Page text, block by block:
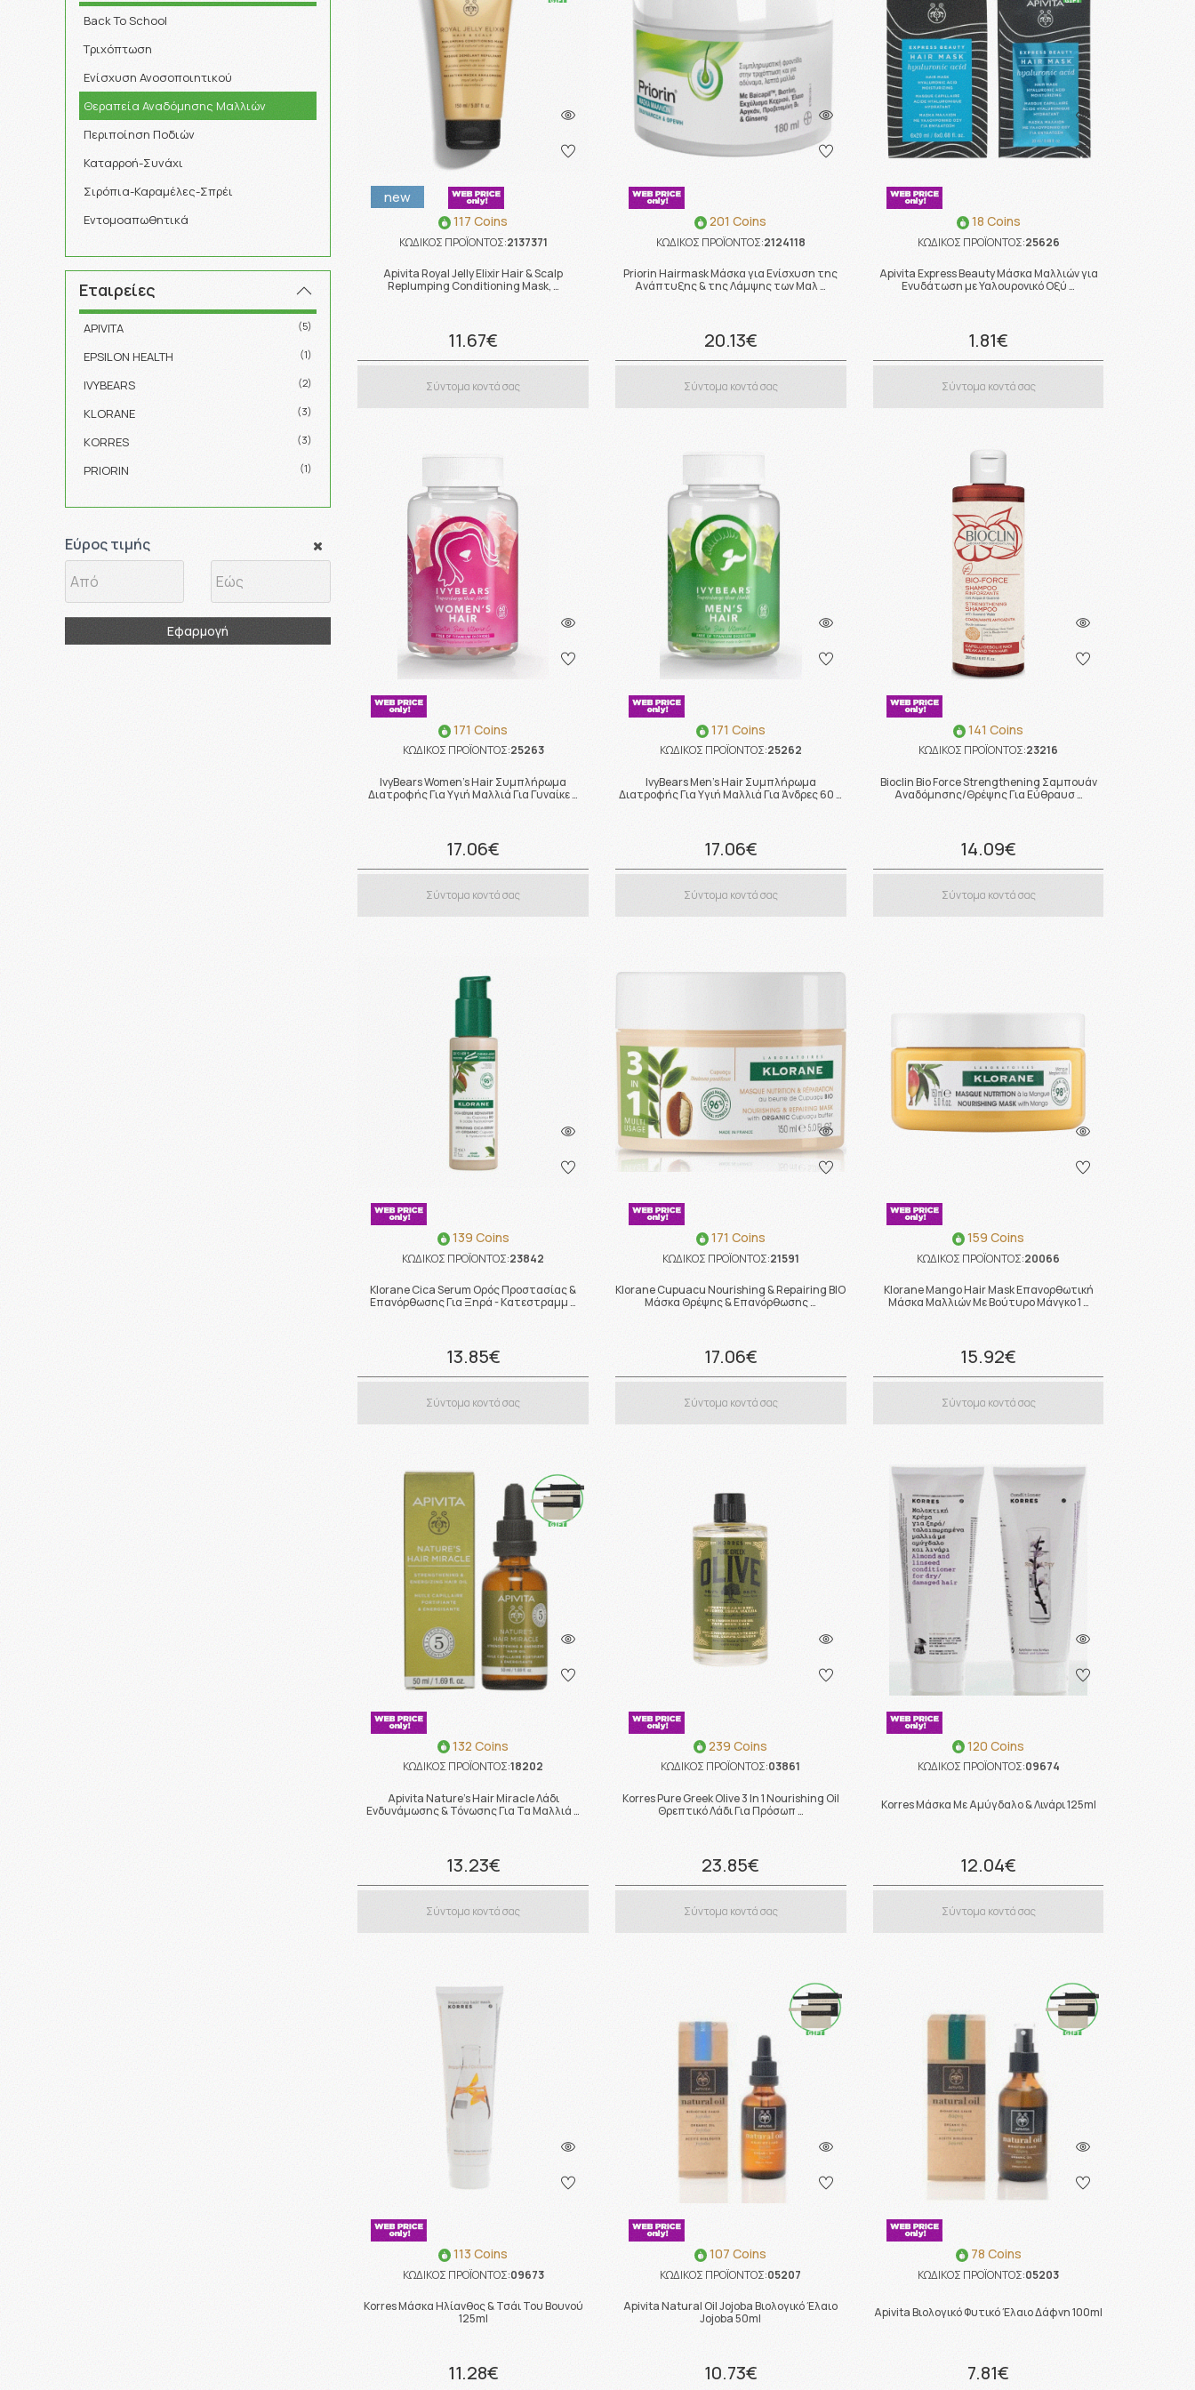
Back To School
Τριχόπτωση
Ενίσχυση Ανοσοποιητικού
Θεραπεία Αναδόμησης Μαλλιών
Περιποίηση Ποδιών
Καταρροή-Συνάχι
Σιρόπια-Καραμέλες-Σπρέι
Εντομοαπωθητικά
Εταιρείες
APIVITA (5)
EPSILON HEALTH (1)
IVYBEARS (2)
KLORANE (3)
KORRES (3)
PRIORIN (1)
Εύρος τιμής
Εφαρμογή
new
117 Coins
ΚΩΔΙΚΟΣ ΠΡΟΪΟΝΤΟΣ:2137371
Apivita Royal Jelly Elixir Hair & Scalp
Replumping Conditioning Mask, …
11.67€
Σύντομα κοντά σας
201 Coins
ΚΩΔΙΚΟΣ ΠΡΟΪΟΝΤΟΣ:2124118
Priorin Hairmask Μάσκα για Ενίσχυση της
Ανάπτυξης & της Λάμψης των Μαλ …
20.13€
Σύντομα κοντά σας
18 Coins
ΚΩΔΙΚΟΣ ΠΡΟΪΟΝΤΟΣ:25626
Apivita Express Beauty Μάσκα Μαλλιών για
Ενυδάτωση με Υαλουρονικό Οξύ …
1.81€
Σύντομα κοντά σας
171 Coins
ΚΩΔΙΚΟΣ ΠΡΟΪΟΝΤΟΣ:25263
IvyBears Women's Hair Συμπλήρωμα
Διατροφής Για Υγιή Μαλλιά Για Γυναίκε …
17.06€
Σύντομα κοντά σας
171 Coins
ΚΩΔΙΚΟΣ ΠΡΟΪΟΝΤΟΣ:25262
IvyBears Men's Hair Συμπλήρωμα
Διατροφής Για Υγιή Μαλλιά Για Άνδρες 60 …
17.06€
Σύντομα κοντά σας
141 Coins
ΚΩΔΙΚΟΣ ΠΡΟΪΟΝΤΟΣ:23216
Bioclin Bio Force Strengthening Σαμπουάν
Αναδόμησης/Θρέψης Για Εύθραυσ …
14.09€
Σύντομα κοντά σας
139 Coins
ΚΩΔΙΚΟΣ ΠΡΟΪΟΝΤΟΣ:23842
Klorane Cica Serum Ορός Προστασίας &
Επανόρθωσης Για Ξηρά - Κατεστραμμ …
13.85€
Σύντομα κοντά σας
171 Coins
ΚΩΔΙΚΟΣ ΠΡΟΪΟΝΤΟΣ:21591
Klorane Cupuacu Nourishing & Repairing BIO
Μάσκα Θρέψης & Επανόρθωσης …
17.06€
Σύντομα κοντά σας
159 Coins
ΚΩΔΙΚΟΣ ΠΡΟΪΟΝΤΟΣ:20066
Klorane Mango Hair Mask Επανορθωτική
Μάσκα Μαλλιών Mε Βούτυρο Μάνγκο 1 …
15.92€
Σύντομα κοντά σας
132 Coins
ΚΩΔΙΚΟΣ ΠΡΟΪΟΝΤΟΣ:18202
Apivita Nature's Hair Miracle Λάδι
Ενδυνάμωσης & Τόνωσης Για Τα Μαλλιά …
13.23€
Σύντομα κοντά σας
239 Coins
ΚΩΔΙΚΟΣ ΠΡΟΪΟΝΤΟΣ:03861
Korres Pure Greek Olive 3 In 1 Nourishing Oil
Θρεπτικό Λάδι Για Πρόσωπ …
23.85€
Σύντομα κοντά σας
120 Coins
ΚΩΔΙΚΟΣ ΠΡΟΪΟΝΤΟΣ:09674
Korres Μάσκα Με Αμύγδαλο & Λινάρι 125ml
12.04€
Σύντομα κοντά σας
113 Coins
ΚΩΔΙΚΟΣ ΠΡΟΪΟΝΤΟΣ:09673
Korres Μάσκα Ηλίανθος & Τσάι Του Βουνού
125ml
11.28€
107 Coins
ΚΩΔΙΚΟΣ ΠΡΟΪΟΝΤΟΣ:05207
Apivita Natural Oil Jojoba Βιολογικό Έλαιο
Jojoba 50ml
10.73€
78 Coins
ΚΩΔΙΚΟΣ ΠΡΟΪΟΝΤΟΣ:05203
Apivita Βιολογικό Φυτικό Έλαιο Δάφνη 100ml
7.81€